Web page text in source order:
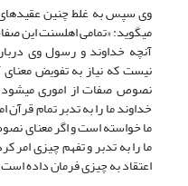
وی سپس به ‌غلط چنین
می‏گوید: «تمامی اهل‏سنت این
آنچه خداوند و رسول وی
نیست که نیاز به تفویض معنای
نصوص صفات از اموری می‏شود
خداوند ما را به تدبر تمام قرآن
ما خواسته است و اگر معنای
ما را به تدبر و تفهم چیزی
اعتقاد به چیزی فرمان داده